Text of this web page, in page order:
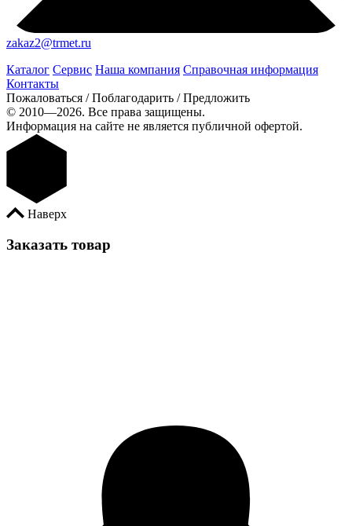
zakaz2@trmet.ru
Каталог Сервис Наша компания Справочная информация
Контакты
Пожаловаться / Поблагодарить / Предложить
© 2010—2026. Все права защищены.
Информация на сайте не является публичной офертой.
Наверх
Заказать товар